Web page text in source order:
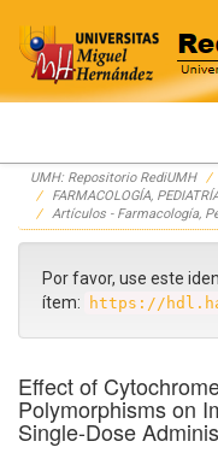
Skip
navigation
UMH: Repositorio RediUMH
FARMACOLOGÍA,
Artículos - Farmacología,
Por favor, use este
ítem:
https://
Effect of
Polymorphisms on
Single-Dose